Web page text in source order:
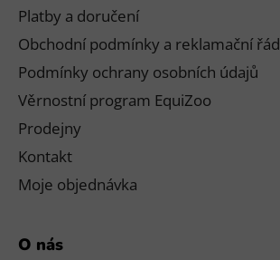
Platby a doručení
Obchodní podmínky a reklamační řád
Podmínky ochrany osobních údajů
Věrnostní program EquiZoo
Prodejny
Kontakt
Moje objednávka
O nás